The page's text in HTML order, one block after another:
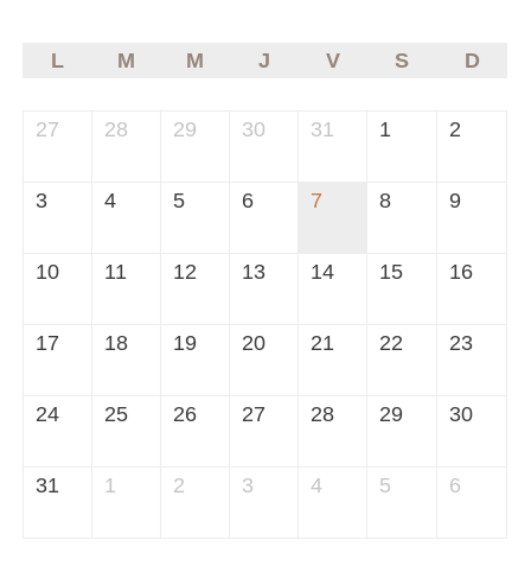
L M M J V S D
27 28 29 30 31 1 2
3 4 5 6 7 8 9
10 11 12 13 14 15 16
17 18 19 20 21 22 23
24 25 26 27 28 29 30
31 1 2 3 4 5 6